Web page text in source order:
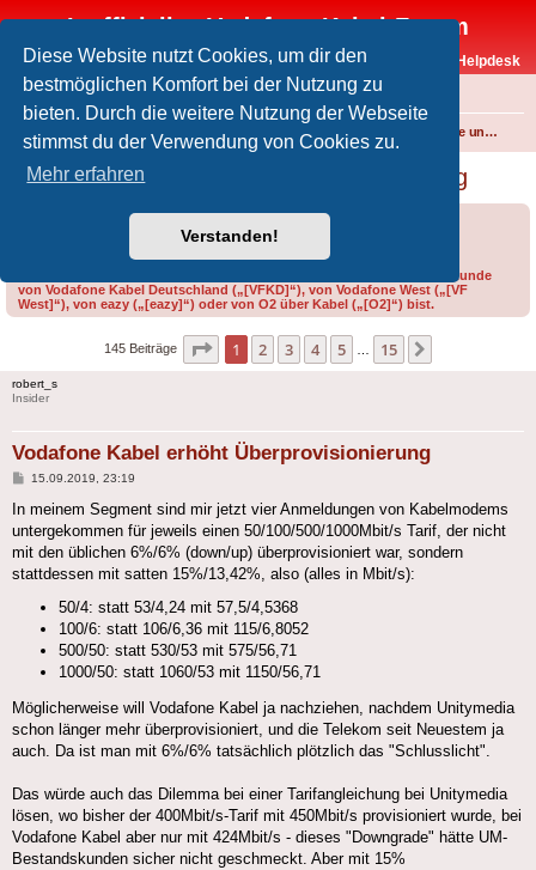
Diese Website nutzt Cookies, um dir den
bestmöglichen Komfort bei der Nutzung zu
bieten. Durch die weitere Nutzung der Webseite
stimmst du der Verwendung von Cookies zu.
Mehr erfahren
Verstanden!
Inoffizielles Vodafone-Kabel-Forum
Vodafone-Kabel-Helpdesk
FAQ
Foren-Übersicht Internet und Telefon über Kabel Produkte, Verträge und Allgemeines
Vodafone Kabel erhöht Überprovisionierung
Bitte gib bei der Erstellung eines Threads im Feld „Präfix“ an, ob du Kunde
von Vodafone Kabel Deutschland („[VFKD]“), von Vodafone West („[VF
West]“), von eazy („[eazy]“) oder von O2 über Kabel („[O2]“) bist.
145 Beiträge Seite 1von 15
1 2 3 4 5 15
robert_s
Insider
Vodafone Kabel erhöht Überprovisionierung
Beitrag
15.09.2019, 23:19
In meinem Segment sind mir jetzt vier Anmeldungen von Kabelmodems
untergekommen für jeweils einen 50/100/500/1000Mbit/s Tarif, der nicht
mit den üblichen 6%/6% (down/up) überprovisioniert war, sondern
stattdessen mit satten 15%/13,42%, also (alles in Mbit/s):
50/4: statt 53/4,24 mit 57,5/4,5368
100/6: statt 106/6,36 mit 115/6,8052
500/50: statt 530/53 mit 575/56,71
1000/50: statt 1060/53 mit 1150/56,71
Möglicherweise will Vodafone Kabel ja nachziehen, nachdem Unitymedia
schon länger mehr überprovisioniert, und die Telekom seit Neuestem ja
auch. Da ist man mit 6%/6% tatsächlich plötzlich das "Schlusslicht".
Das würde auch das Dilemma bei einer Tarifangleichung bei Unitymedia
lösen, wo bisher der 400Mbit/s-Tarif mit 450Mbit/s provisioniert wurde, bei
Vodafone Kabel aber nur mit 424Mbit/s - dieses "Downgrade" hätte UM-
Bestandskunden sicher nicht geschmeckt. Aber mit 15%